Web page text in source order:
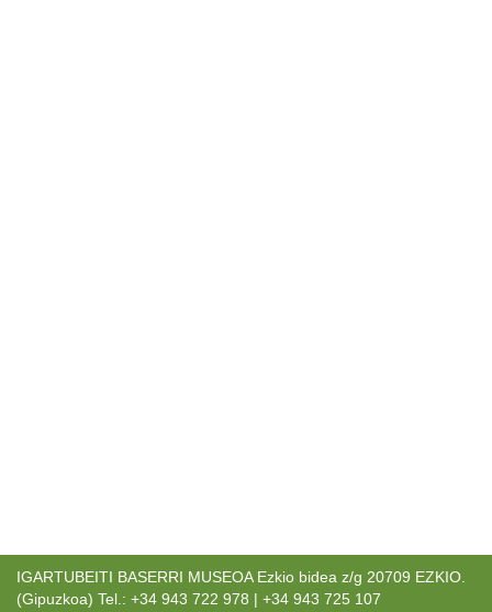
IGARTUBEITI BASERRI MUSEOA Ezkio bidea z/g 20709 EZKIO.
(Gipuzkoa) Tel.: +34 943 722 978 | +34 943 725 107